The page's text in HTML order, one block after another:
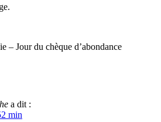
– Jour du chèque d’abondance
a dit :
min